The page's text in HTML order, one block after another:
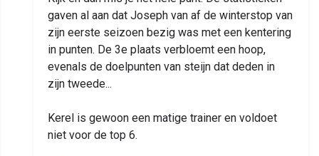
gaven al aan dat Joseph van af de winterstop van
zijn eerste seizoen bezig was met een kentering
in punten. De 3e plaats verbloemt een hoop,
evenals de doelpunten van steijn dat deden in
zijn tweede...
Kerel is gewoon een matige trainer en voldoet
niet voor de top 6.